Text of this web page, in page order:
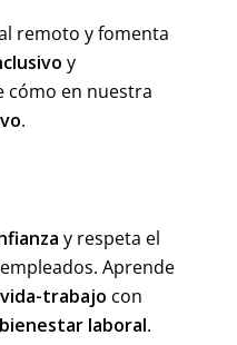
remoto y fomenta
y
cómo en nuestra
.
y respeta el
Aprende
trabajo con
bienestar laboral.